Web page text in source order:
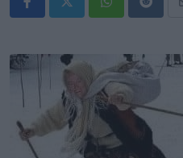
WhatsappReddit